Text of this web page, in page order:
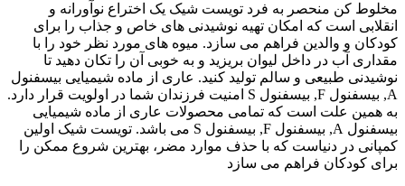
مخلوط کن منحصر به فرد تویست شیک یک اختراع نوآورانه و
انقلابی است که امکان تهیه نوشیدنی های خاص و جذاب را برای
کودکان و والدین فراهم می سازد. میوه های مورد نظر خود را با
مقداری آب در داخل لیوان بریزید و به خوبی آن را تکان دهید تا
نوشیدنی طبیعی و سالم تولید کنید. عاری از ماده شیمیایی بیسفنول
‪,A‬ بیسفنول ‪,‬F بیسفنول S امنیت فرزندان شما در اولویت قرار دارد.
به همین علت است که تمامی محصولات عاری از ماده شیمیایی
بیسفنول ‪,A‬ بیسفنول ‪,‬F بیسفنول S می باشد. تویست شیک اولین
کمپانی در دنیاست که با حذف موارد مضر، بهترین شروع ممکن را
برای کودکان فراهم می سازد